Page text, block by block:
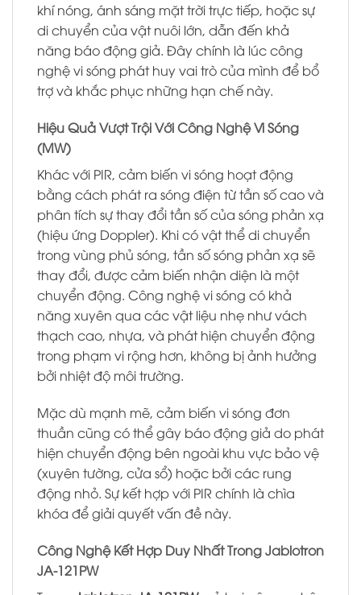
khí nóng, ánh sáng mặt trời trực tiếp, hoặc sự
di chuyển của vật nuôi lớn, dẫn đến khả
năng báo động giả. Đây chính là lúc công
nghệ vi sóng phát huy vai trò của mình để bổ
trợ và khắc phục những hạn chế này.
Hiệu Quả Vượt Trội Với Công Nghệ Vi Sóng
(MW)
Khác với PIR, cảm biến vi sóng hoạt động
bằng cách phát ra sóng điện từ tần số cao và
phân tích sự thay đổi tần số của sóng phản xạ
(hiệu ứng Doppler). Khi có vật thể di chuyển
trong vùng phủ sóng, tần số sóng phản xạ sẽ
thay đổi, được cảm biến nhận diện là một
chuyển động. Công nghệ vi sóng có khả
năng xuyên qua các vật liệu nhẹ như vách
thạch cao, nhựa, và phát hiện chuyển động
trong phạm vi rộng hơn, không bị ảnh hưởng
bởi nhiệt độ môi trường.
Mặc dù mạnh mẽ, cảm biến vi sóng đơn
thuần cũng có thể gây báo động giả do phát
hiện chuyển động bên ngoài khu vực bảo vệ
(xuyên tường, cửa sổ) hoặc bởi các rung
động nhỏ. Sự kết hợp với PIR chính là chìa
khóa để giải quyết vấn đề này.
Công Nghệ Kết Hợp Duy Nhất Trong Jablotron
JA-121PW